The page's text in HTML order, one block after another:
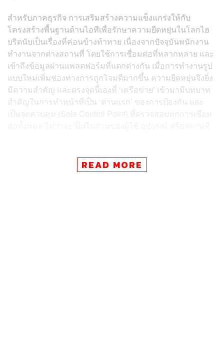
สำหรับภาคธุรกิจ การเสริมสร้างความแข็งแกร่งให้กับ
โครงสร้างพื้นฐานด้านไอทีเพื่อรักษาความยืดหยุ่นในโลกไฮ
บริดนับเป็นเรื่องที่ค่อนข้างท้าทาย เนื่องจากปัจจุบันพนักงาน
ทำงานจากต่างสถานที่ โดยใช้การเชื่อมต่อที่หลากหลาย และ
เข้าถึงข้อมูลผ่านแพลตฟอร์มที่แตกต่างกัน เมื่อการทำงานรูป
แบบใหม่เพิ่มช่องทางการถูกโจมตีมากขึ้น ความยืดหยุ่นจึงยิ่ง
มีความสำคัญ และตรงจุดนี้เองที่ ‘เครือข่าย’ เข้ามามีบทบาท
สำคัญในการทำหน้าที่เป็น ‘ด่านแรก’ ของการป้องกัน และ
เป็นจุดควบคุม (Sole Control Point) ที่ตรวจสอบทุกการเชื่อม
น้อยกว่า 1 ใน 3 ขององค์กรไทยมีความพร้อมด้าน
ไซเบอร์แบบ ‘สมบูรณ์’
READ MORE